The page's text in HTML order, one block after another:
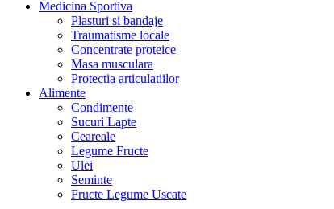
Medicina Sportiva
Plasturi si bandaje
Traumatisme locale
Concentrate proteice
Masa musculara
Protectia articulatiilor
Alimente
Condimente
Sucuri Lapte
Ceareale
Legume Fructe
Ulei
Seminte
Fructe Legume Uscate